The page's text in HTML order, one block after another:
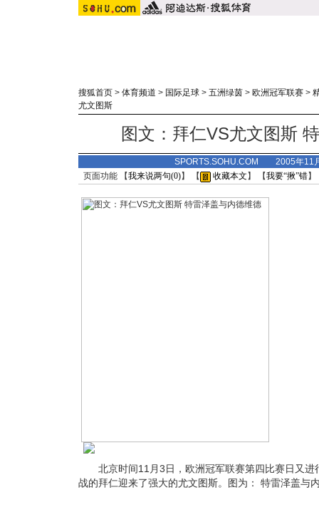
搜狐首页 > 体育频道 > 国际足球 > 五洲绿茵 > 欧洲冠军联赛 >
尤文图斯
图文：拜仁VS尤文图斯
SPORTS.SOHU.COM 2005年11
页面功能 【我来说两句(0)】 【 收藏本文 】 【我要“揪”错】
北京时间11月3日，欧洲冠军联赛第四比赛日又进
战的拜仁迎来了强大的尤文图斯。图为： 特雷泽盖与